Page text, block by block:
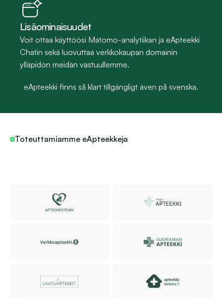
Lisäominaisuudet
Voit ottaa käyttöösi Matomo-analytiikan ja eApteekki
Chatin sekä luovuttaa verkkokaupan domainin
ylläpidon meidän vastuullemme.
eApteekki finns så klart tillgängligt även på svenska.
Toteuttamiamme eApteekkeja